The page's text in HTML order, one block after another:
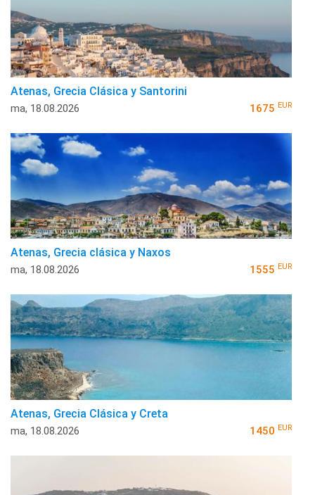
Atenas, Grecia Clásica y Santorini
ma, 18.08.2026 1675 EUR
Atenas, Grecia clásica y Naxos
ma, 18.08.2026 1555 EUR
Atenas, Grecia Clásica y Creta
ma, 18.08.2026 1450 EUR